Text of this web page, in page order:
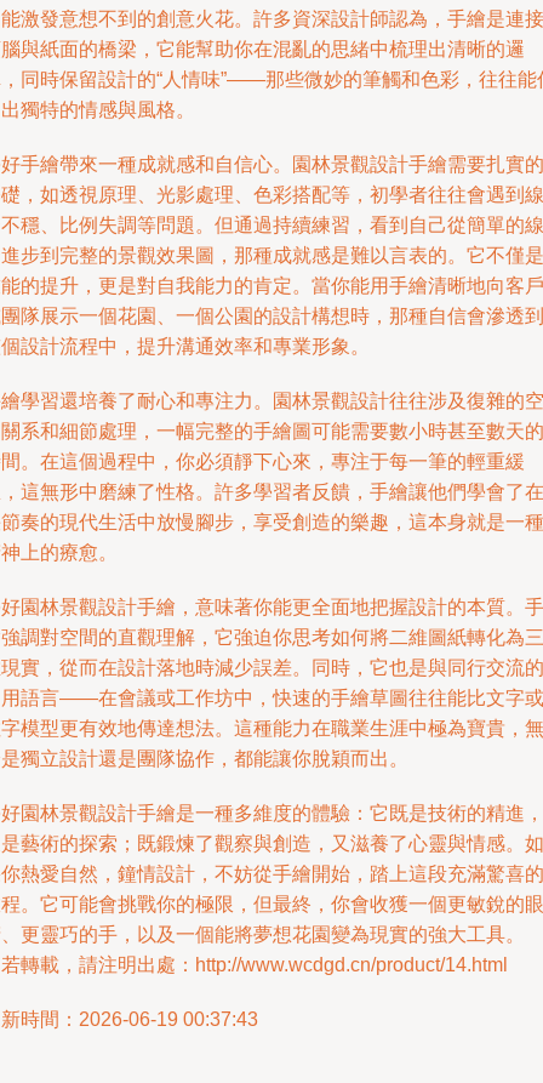
激發意想不到的創意火花。許多資深設計師認為，手繪是連接
與紙面的橋梁，它能幫助你在混亂的思緒中梳理出清晰的邏
同時保留設計的“人情味”——那些微妙的筆觸和色彩，往往能
獨特的情感與風格。
手繪帶來一種成就感和自信心。園林景觀設計手繪需要扎實的
，如透視原理、光影處理、色彩搭配等，初學者往往會遇到線
穩、比例失調等問題。但通過持續練習，看到自己從簡單的線
步到完整的景觀效果圖，那種成就感是難以言表的。它不僅是
的提升，更是對自我能力的肯定。當你能用手繪清晰地向客戶
隊展示一個花園、一個公園的設計構想時，那種自信會滲透到
設計流程中，提升溝通效率和專業形象。
學習還培養了耐心和專注力。園林景觀設計往往涉及復雜的空
系和細節處理，一幅完整的手繪圖可能需要數小時甚至數天的
。在這個過程中，你必須靜下心來，專注于每一筆的輕重緩
這無形中磨練了性格。許多學習者反饋，手繪讓他們學會了在
奏的現代生活中放慢腳步，享受創造的樂趣，這本身就是一種
上的療愈。
園林景觀設計手繪，意味著你能更全面地把握設計的本質。手
調對空間的直觀理解，它強迫你思考如何將二維圖紙轉化為三
實，從而在設計落地時減少誤差。同時，它也是與同行交流的
語言——在會議或工作坊中，快速的手繪草圖往往能比文字或
模型更有效地傳達想法。這種能力在職業生涯中極為寶貴，無
獨立設計還是團隊協作，都能讓你脫穎而出。
園林景觀設計手繪是一種多維度的體驗：它既是技術的精進，
藝術的探索；既鍛煉了觀察與創造，又滋養了心靈與情感。如
熱愛自然，鐘情設計，不妨從手繪開始，踏上這段充滿驚喜的
。它可能會挑戰你的極限，但最終，你會收獲一個更敏銳的眼
更靈巧的手，以及一個能將夢想花園變為現實的強大工具。
轉載，請注明出處：http://www.wcdgd.cn/product/14.html
時間：2026-06-19 00:37:43